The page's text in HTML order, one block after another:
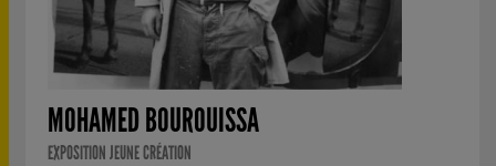
MOHAMED BOUROUISSA
EXPOSITION JEUNE CRÉATION